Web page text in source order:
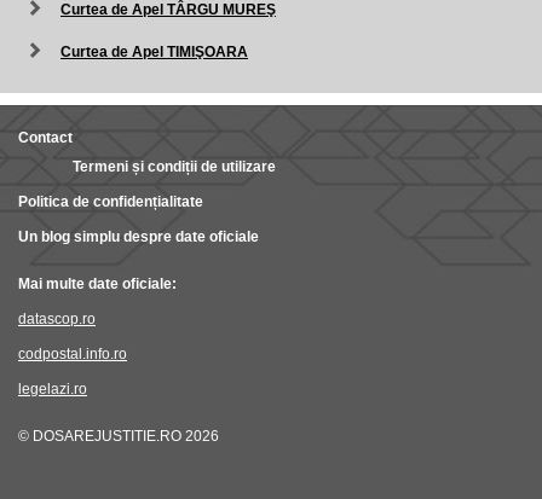
Curtea de Apel TÂRGU MUREŞ
Curtea de Apel TIMIŞOARA
Contact
Termeni și condiții de utilizare
Politica de confidențialitate
Un blog simplu despre date oficiale
Mai multe date oficiale:
datascop.ro
codpostal.info.ro
legelazi.ro
© DOSAREJUSTITIE.RO 2026